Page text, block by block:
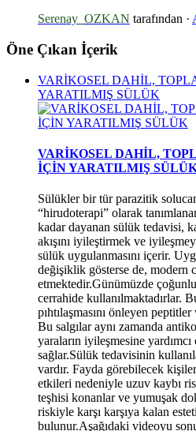
Serenay_OZKAN tarafından ·
Öne Çıkan İçerik
VARİKOSEL DAHİL,
YARATILMIŞ SÜLÜK
VARİKOSEL DAHİL,
İÇİN YARATILMIŞ
Sülükler bir tür parazitik
“hirudoterapi” olarak
kadar dayanan sülük tedavisi,
akışını iyileştirmek ve
sülük uygulanmasını içerir.
değişiklik gösterse de, modern
etmektedir.Günümüzde
cerrahide kullanılmaktadırlar.
pıhtılaşmasını önleyen
Bu salgılar aynı zamanda
yaraların iyileşmesine yardımcı
sağlar.Sülük tedavisinin
vardır. Fayda görebilecek
etkileri nedeniyle uzuv kaybı
teşhisi konanlar ve yumuşak
riskiyle karşı karşıya kalan
bulunur.Aşağıdaki videoyu
*